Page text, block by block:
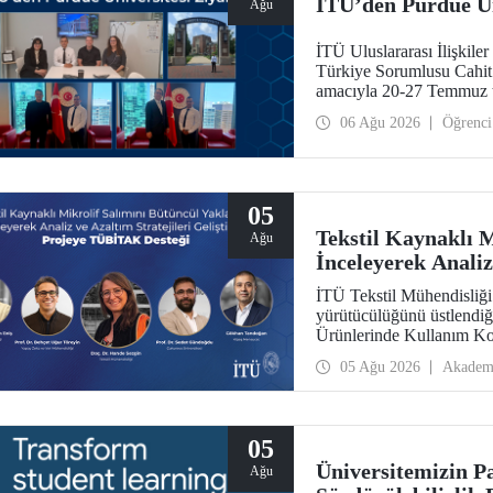
Ağu
İTÜ Uluslararası
Türkiye Sorumlusu
amacıyla 20-27
araştırma
ziyarette bulundu.
06 Ağu 2026 Öğrenci
05
Ağu
Tekstil Kaynaklı
İnceleyerek
Projeye
İTÜ Tekstil
yürütücülüğünü
Ürünlerinde Kullanım
Stratejilerinin
Aksiyon Üyeleri Ar-Ge
05 Ağu 2026
05
Ağu
Üniversitemizin